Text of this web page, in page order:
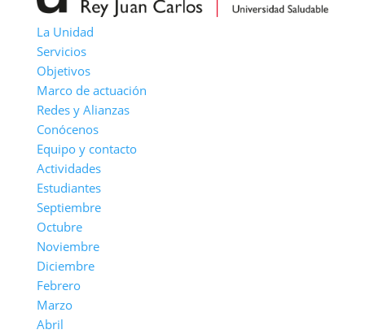
La Unidad
Servicios
Objetivos
Marco de actuación
Redes y Alianzas
Conócenos
Equipo y contacto
Actividades
Estudiantes
Septiembre
Octubre
Noviembre
Diciembre
Febrero
Marzo
Abril